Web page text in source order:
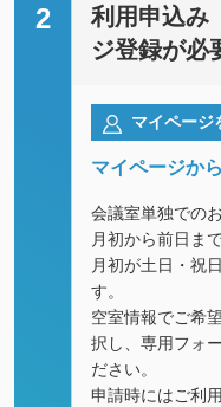
2
利用申込み
ジ登録が必
マイページ
マイページか
会議室単独での
月初から前日ま
月初が土日・祝
す。
空室情報でご希
択し、専用フォ
ださい。
申請時にはご利